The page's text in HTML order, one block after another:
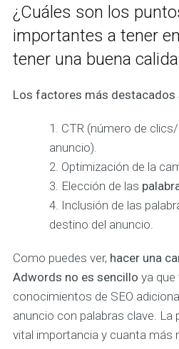
¿Cuáles son los
importantes a tener
tener una buena
Los factores más destacados
CTR (número de
anuncio).
Optimización de la
Elección de las
Inclusión de las
destino del anuncio.
Como puedes ver, hacer una
Adwords no es sencillo ya
conocimientos de SEO
anuncio con palabras clave. La
vital importancia y cuanta más